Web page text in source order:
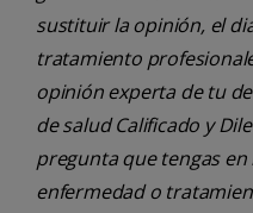
sustituir la opinión, el
tratamiento
opinión experta de tu
de salud Calificado y
pregunta que tengas
enfermedad o